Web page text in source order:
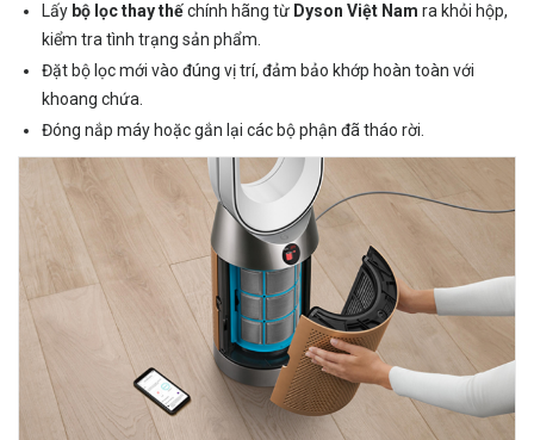
Lấy bộ lọc thay thếchính hãng từ Dyson Việt Nam ra khỏi hộp,
kiểm tra tình trạng sản phẩm.
Đặt bộ lọc mới vào đúng vị trí, đảm bảo khớp hoàn toàn với
khoang chứa.
Đóng nắp máy hoặc gắn lại các bộ phận đã tháo rời.